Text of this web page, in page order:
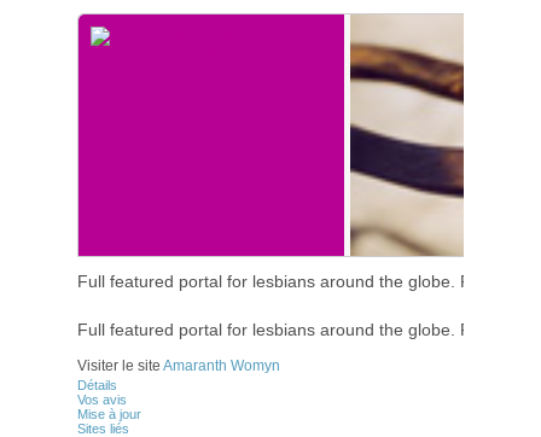
Full featured portal for lesbians around the globe. Portail
Full featured portal for lesbians around the globe. Portail
Visiter le site Amaranth Womyn
Détails
Vos avis
Mise à jour
Sites liés